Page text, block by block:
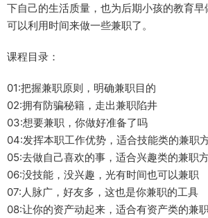
下自己的生活质量，也为后期小孩的教育
可以利用时间来做一些兼职了。
课程目录：
01:把握兼职原则，明确兼职目的
02:拥有防骗秘籍，走出兼职陷井
03:想要兼职，你做好准备了吗
04:发挥本职工作优势，适合技能类的兼职
05:去做自己喜欢的事，适合兴趣类的兼职
06:没技能，没兴趣，光有时间也可以兼职
07:人脉广，好友多，这也是你兼职的工具
08:让你的资产动起来，适合有资产类的兼